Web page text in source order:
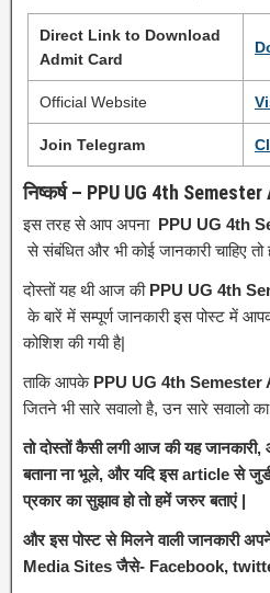
Direct Link to Download
Admit Card
Official Website
Join Telegram
निष्कर्ष – PPU UG 4th
इस तरह से आप अपना PPU UG 4th
से संबंधित और भी कोई जानकारी चाहिए
दोस्तों यह थी आज की PPU UG 4th
के बारें में सम्पूर्ण जानकारी इस पोस्ट में
कोशिश की गयी है|
ताकि आपकेPPU UG 4th
जितने भी सारे सवालो है, उन सारे सवालो
तो दोस्तों कैसी लगी आज की यह
बताना ना भूले, और यदि इस article से
प्रकार का सुझाव हो तो हमें जरुर बताएं |
और इस पोस्ट से मिलने वाली जानकारी
Media Sites जैसे- Facebook,